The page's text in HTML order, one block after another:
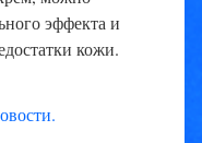
эффекта и
кожи.
.